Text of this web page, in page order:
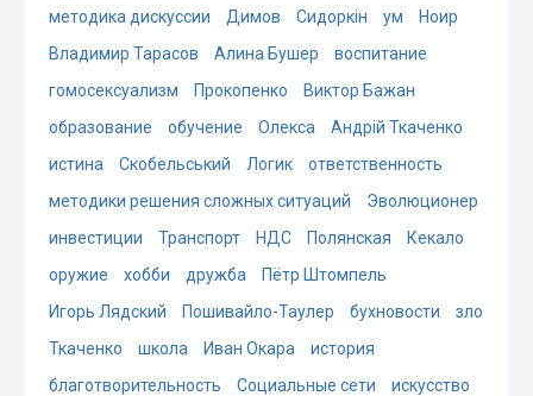
методика дискуссии
Димов Сидоркін ум
Ноир
Владимир Тарасов
Алина Бушер
воспитание
гомосексуализм
Прокопенко
Виктор Бажан
образование
обучение Олекса
Андрій Ткаченко
истина
Скобельський Логик
ответственность
методики решения сложных ситуаций
Эволюционер
инвестиции
Транспорт НДС Полянская
Кекало
оружие
хобби дружба
Пётр Штомпель
Игорь Лядский
Пошивайло-Таулер бухновости
зло
Ткаченко
школа Иван Окара
история
благотворительность
Социальные сети
искусство